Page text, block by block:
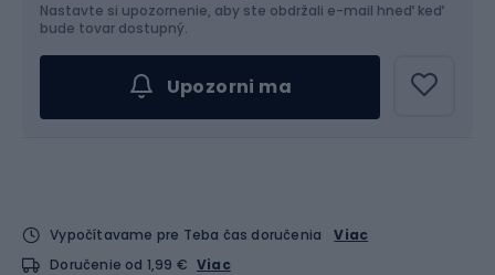
Nastavte si upozornenie, aby ste obdržali e-mail hneď keď
bude tovar dostupný.
Upozorni ma
Vypočítavame pre Teba čas doručenia
Viac
Doručenie od 1,99 € Viac